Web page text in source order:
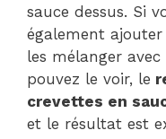
sauce dessus. Si
également
les mélanger
pouvez le voir, le
crevettes en
et le résultat est